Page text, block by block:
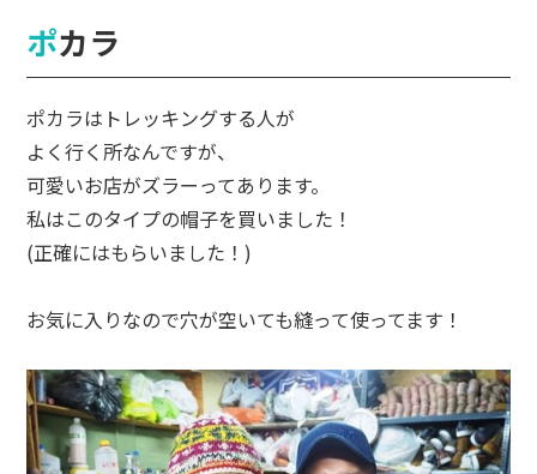
ポカラ
ポカラはトレッキングする人が
よく行く所なんですが、
可愛いお店がズラーってあります。
私はこのタイプの帽子を買いました！
(正確にはもらいました！)
お気に入りなので穴が空いても縫って使ってます！